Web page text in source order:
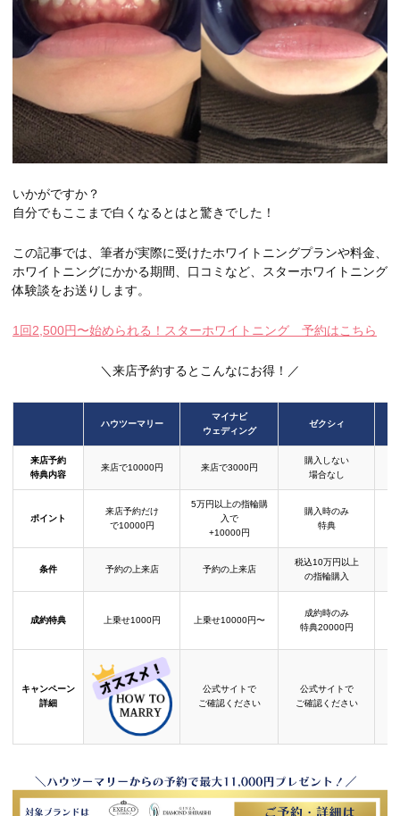
いかがですか？
自分でもここまで白くなるとはと驚きでした！
この記事では、筆者が実際に受けたホワイトニングプランや料金、
ホワイトニングにかかる期間、口コミなど、スターホワイトニング
体験談をお送りします。
1回2,500円〜始められる！スターホワイトニング 予約はこちら
＼来店予約するとこんなにお得！／
ハウツーマリー
マイナビ
ウェディング
ゼクシィ
来店予約
特典内容
来店で10000円 来店で3000円
購入しない
場合なし
ポイント
来店予約だけ
で10000円
5万円以上の指輪購
入で
+10000円
購入時のみ
特典
条件 予約の上来店 予約の上来店
税込10万円以上
の指輪購入
成約特典 上乗せ1000円 上乗せ10000円〜
成約時のみ
特典20000円
キャンペーン
詳細
公式サイトで
ご確認ください
公式サイトで
ご確認ください